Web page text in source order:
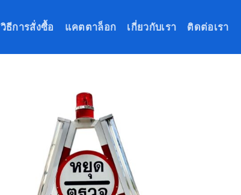
วิธีการสั่งซื้อ แคตตาล็อก เกี่ยวกับเรา ติดต่อเรา